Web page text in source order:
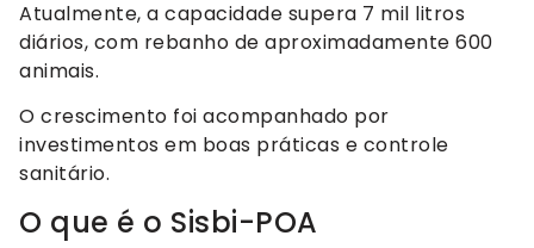
Atualmente, a capacidade supera 7 mil litros
diários, com rebanho de aproximadamente 600
animais.
O crescimento foi acompanhado por
investimentos em boas práticas e controle
sanitário.
O que é o Sisbi-POA